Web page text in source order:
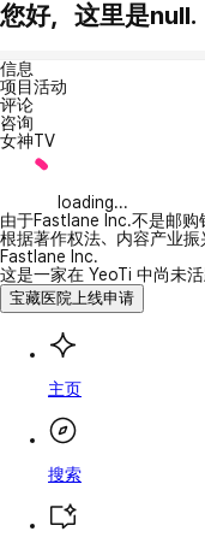
您好，这里是null.
信息
项目活动
评论
咨询
女神TV
loading...
由于Fastlane Inc.不是邮购
根据著作权法、内容产业
Fastlane Inc.
这是一家在 YeoTi 中尚未活
宝藏医院上线申请
主页
搜索